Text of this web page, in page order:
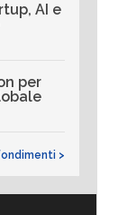
AI e
per
>